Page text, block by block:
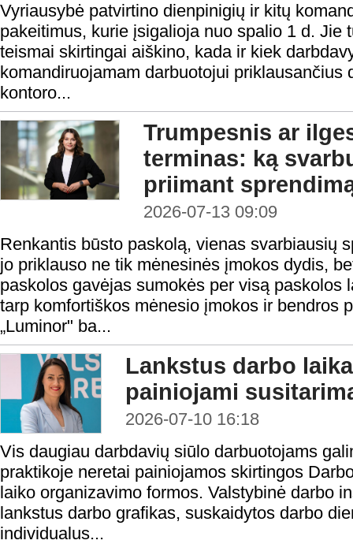
Vyriausybė patvirtino dienpinigių ir kitų
pakeitimus, kurie įsigalioja nuo spalio 1 d. Jie
teismai skirtingai aiškino, kada ir kiek
komandiruojamam darbuotojui priklausančius
kontoro...
Trumpesnis ar
terminas: ką
priimant
2026-07-13 09:09
Renkantis būsto paskolą, vienas svarbiausių
jo priklauso ne tik mėnesinės įmokos dydis,
paskolos gavėjas sumokės per visą paskolos
tarp komfortiškos mėnesio įmokos ir bendros
„Luminor" ba...
Lankstus darbo
painiojami
2026-07-10 16:18
Vis daugiau darbdavių siūlo darbuotojams
praktikoje neretai painiojamos skirtingos
laiko organizavimo formos. Valstybinė darbo
lankstus darbo grafikas, suskaidytos darbo
individualus...